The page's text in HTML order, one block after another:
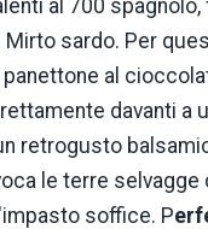
al 700 spagnolo,
sardo. Per
al
davanti a
retrogusto
le terre selvagge
soffice. P